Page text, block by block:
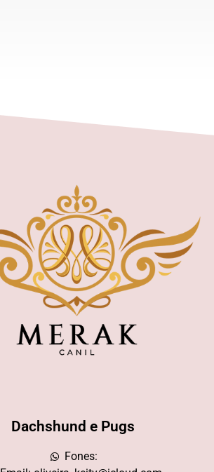
Dachshund e Pugs
Fones: